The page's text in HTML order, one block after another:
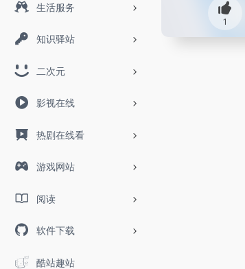
生活服务
知识驿站
二次元
影视在线
热剧在线看
游戏网站
阅读
软件下载
酷站趣站
1